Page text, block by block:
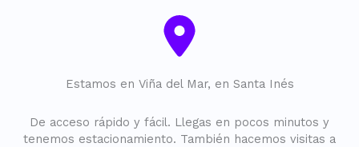
Estamos en Viña del Mar, en Santa Inés
De acceso rápido y fácil. Llegas en pocos minutos y
tenemos estacionamiento. También hacemos visitas a